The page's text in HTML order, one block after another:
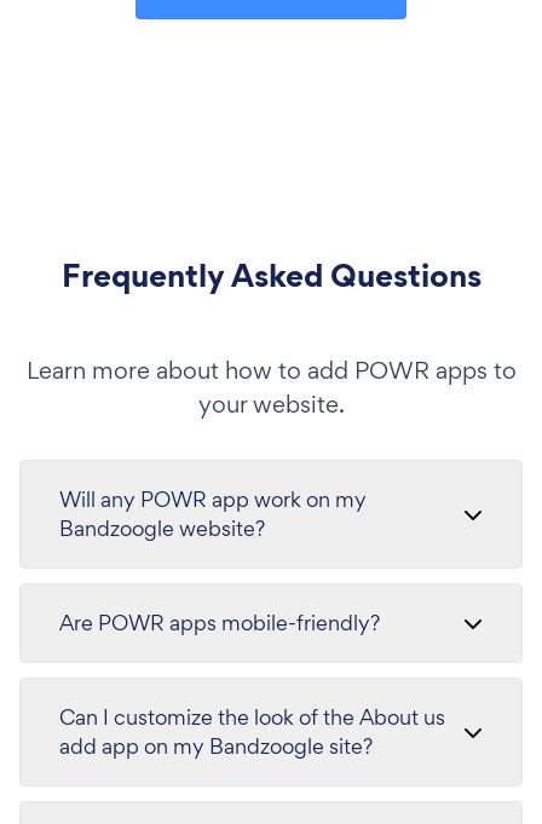
Frequently Asked Questions
Learn more about how to add POWR apps to
your website.
Will any POWR app work on my
Bandzoogle website?
Are POWR apps mobile-friendly?
Can I customize the look of the About us
add app on my Bandzoogle site?